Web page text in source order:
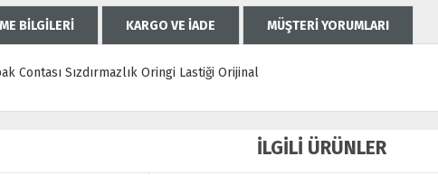
BİLGİLERİ KARGO VE İADE MÜŞTERİ YORUMLARI
Contası Sızdırmazlık Oringi Lastiği Orijinal
İLGİLİ ÜRÜNLER